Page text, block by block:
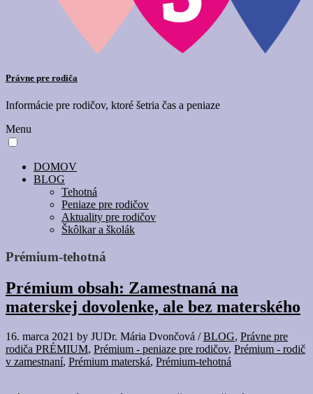
Právne pre rodiča
Informácie pre rodičov, ktoré šetria čas a peniaze
Menu
DOMOV
BLOG
Tehotná
Peniaze pre rodičov
Aktuality pre rodičov
Škôlkar a školák
Prémium-tehotná
Prémium obsah: Zamestnaná na
materskej dovolenke, ale bez materského
16. marca 2021 by JUDr. Mária Dvončová /BLOG, Právne pre
rodiča PRÉMIUM, Prémium - peniaze pre rodičov, Prémium - rodič
v zamestnaní, Prémium materská, Prémium-tehotná